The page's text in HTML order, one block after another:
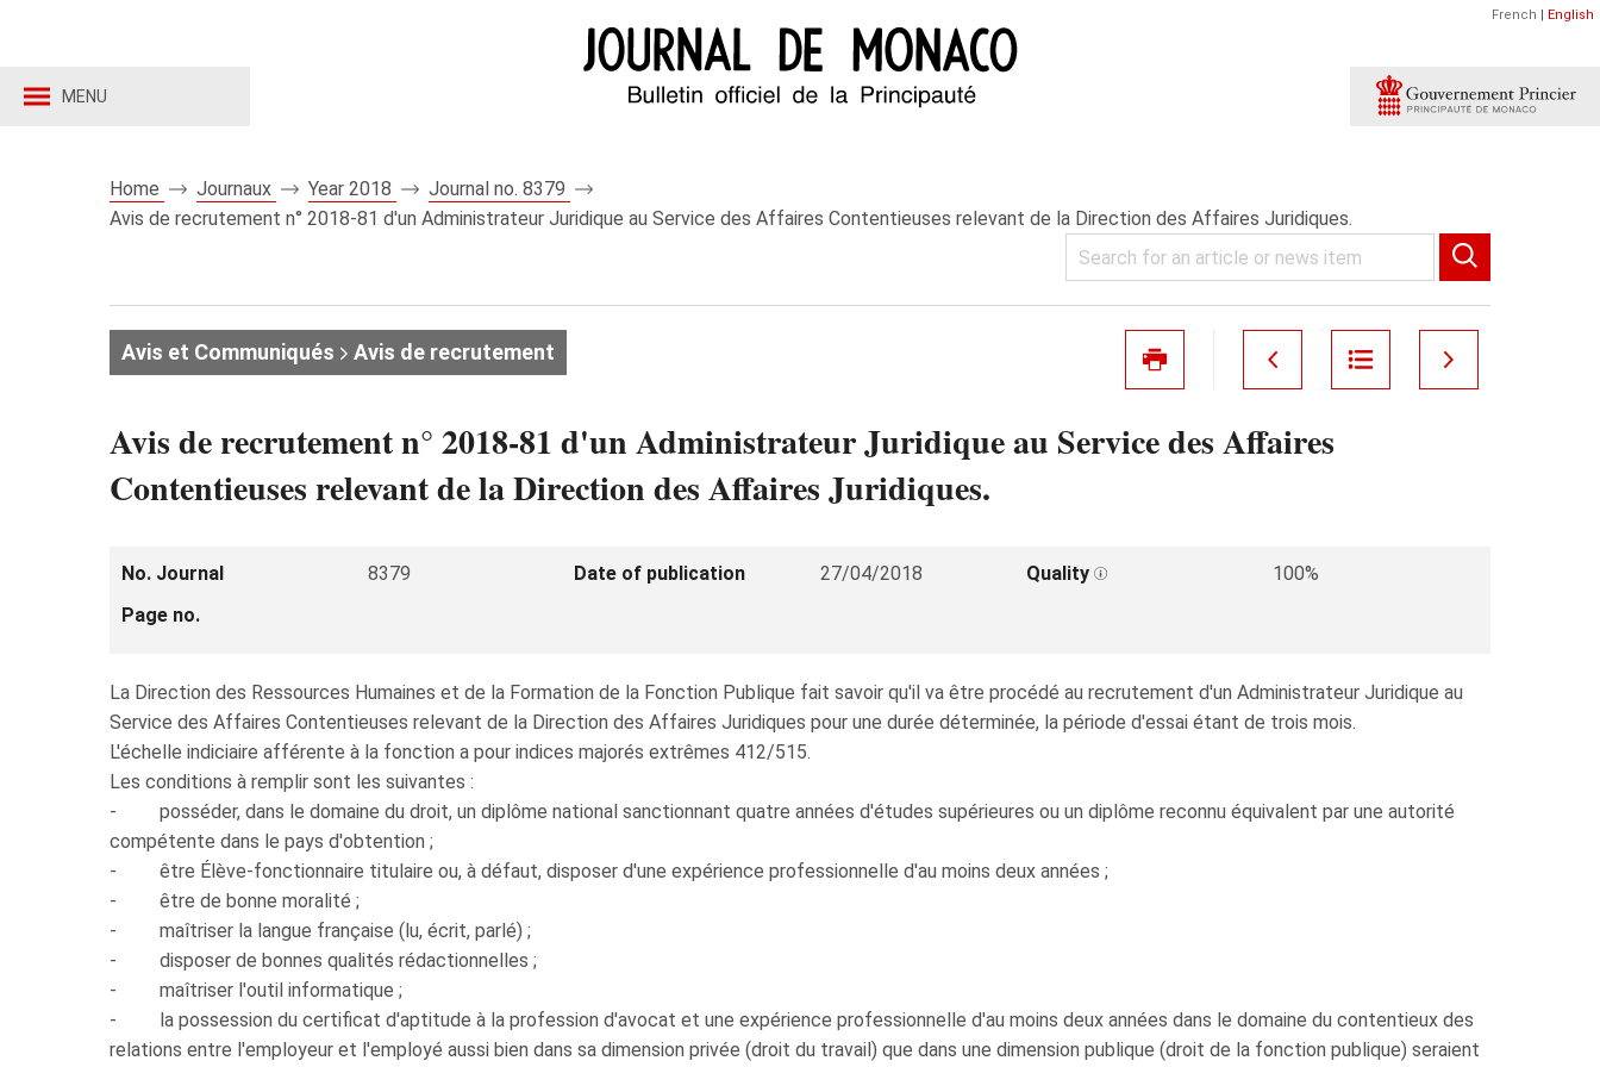
MENU
French | English
Home Journaux Year 2018
Journal no. 8379
Avis de recrutement n° 2018-81 d'un Administrateur Juridique au Service des Affaires Contentieuses relevant de la Direction des Affaires Juridiques.
Avis et Communiqués Avis de recrutement
Avis de recrutement n° 2018-81 d'un Administrateur Juridique au Service des Affaires
Contentieuses relevant de la Direction des Affaires Juridiques.
No. Journal 8379 Date of publication 27/04/2018 Quality
100%
Page no.
La Direction des Ressources Humaines et de la Formation de la Fonction Publique fait savoir qu'il va être procédé au recrutement d'un Administrateur Juridique au
Service des Affaires Contentieuses relevant de la Direction des Affaires Juridiques pour une durée déterminée, la période d'essai étant de trois mois.
L'échelle indiciaire afférente à la fonction a pour indices majorés extrêmes 412/515.
Les conditions à remplir sont les suivantes :
- posséder, dans le domaine du droit, un diplôme national sanctionnant quatre années d'études supérieures ou un diplôme reconnu équivalent par une autorité
compétente dans le pays d'obtention ;
- être Élève-fonctionnaire titulaire ou, à défaut, disposer d'une expérience professionnelle d'au moins deux années ;
- être de bonne moralité ;
- maîtriser la langue française (lu, écrit, parlé) ;
- disposer de bonnes qualités rédactionnelles ;
- maîtriser l'outil informatique ;
- la possession du certificat d'aptitude à la profession d'avocat et une expérience professionnelle d'au moins deux années dans le domaine du contentieux des
relations entre l'employeur et l'employé aussi bien dans sa dimension privée (droit du travail) que dans une dimension publique (droit de la fonction publique) seraient